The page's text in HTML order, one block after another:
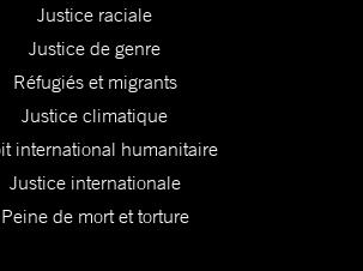
Justice raciale
Justice de genre
Réfugiés et migrants
Justice climatique
international humanitaire
Justice internationale
Peine de mort et torture